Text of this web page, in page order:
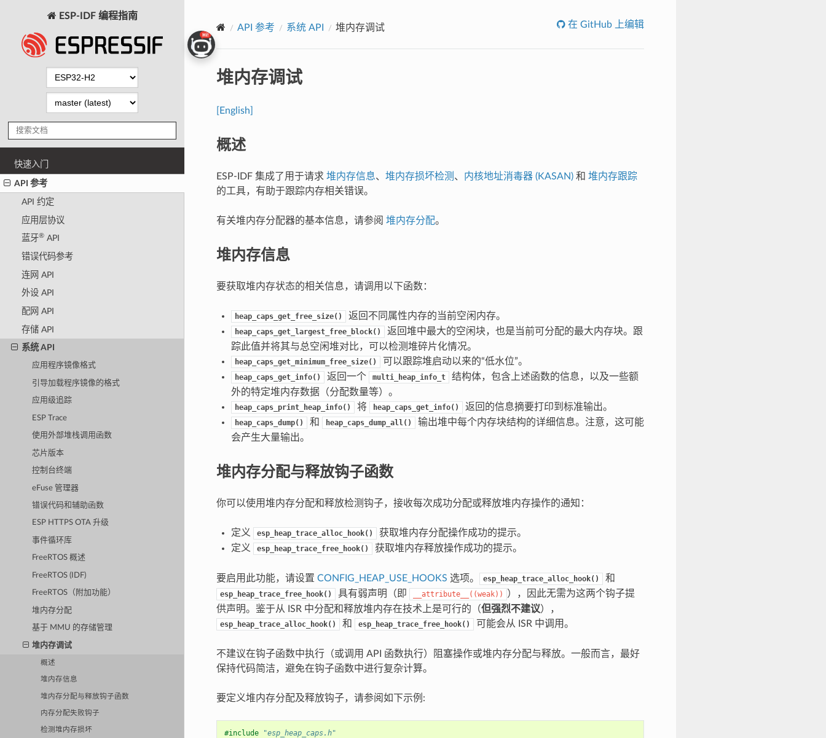
ESP-IDF 编程指南
快速入门
API 参考
API 约定
应用层协议
蓝牙®API
错误代码参考
连网 API
外设 API
配网 API
存储 API
系统 API
应用程序镜像格式
引导加载程序镜像的格式
应用级追踪
ESP Trace
使用外部堆栈调用函数
芯片版本
控制台终端
eFuse 管理器
错误代码和辅助函数
ESP HTTPS OTA 升级
事件循环库
FreeRTOS 概述
FreeRTOS (IDF)
FreeRTOS（附加功能）
堆内存分配
基于 MMU 的存储管理
堆内存调试
概述
堆内存信息
堆内存分配与释放钩子函数
内存分配失败钩子
检测堆内存损坏
API 参考 系统 API 堆内存调试 在 GitHub 上编辑
堆内存调试
[English]
概述
ESP-IDF 集成了用于请求 堆内存信息、 堆内存损坏检测 、 内核地址消毒器 (KASAN)和 堆内存跟踪
的工具，有助于跟踪内存相关错误。
有关堆内存分配器的基本信息，请参阅 堆内存分配。
堆内存信息
要获取堆内存状态的相关信息，请调用以下函数：
heap_caps_get_free_size() 返回不同属性内存的当前空闲内存。
heap_caps_get_largest_free_block()
返回堆中最大的空闲块，也是当前可分配的最大内存块。跟
踪此值并将其与总空闲堆对比，可以检测堆碎片化情况。
heap_caps_get_minimum_free_size() 可以跟踪堆启动以来的“低水位”。
heap_caps_get_info() 返回一个 multi_heap_info_t
结构体，包含上述函数的信息，以及一些额
外的特定堆内存数据（分配数量等）。
heap_caps_print_heap_info() 将 heap_caps_get_info() 返回的信息摘要打印到标准输出。
heap_caps_dump() 和 heap_caps_dump_all()
输出堆中每个内存块结构的详细信息。注意，这可能
会产生大量输出。
堆内存分配与释放钩子函数
你可以使用堆内存分配和释放检测钩子，接收每次成功分配或释放堆内存操作的通知：
定义 esp_heap_trace_alloc_hook()
获取堆内存分配操作成功的提示。
定义
esp_heap_trace_free_hook() 获取堆内存释放操作成功的提示。
要启用此功能，请设置 CONFIG_HEAP_USE_HOOKS 选项。 esp_heap_trace_alloc_hook() 和
esp_heap_trace_free_hook() 具有弱声明（即 __attribute__((weak))
），因此无需为这两个钩子提
供声明。鉴于从 ISR 中分配和释放堆内存在技术上是可行的（但强烈不建议），
esp_heap_trace_alloc_hook() 和 esp_heap_trace_free_hook() 可能会从 ISR 中调用。
不建议在钩子函数中执行（或调用 API 函数执行）阻塞操作或堆内存分配与释放。一般而言，最好
保持代码简洁，避免在钩子函数中进行复杂计算。
要定义堆内存分配及释放钩子，请参阅如下示例:
#include "esp_heap_caps.h"